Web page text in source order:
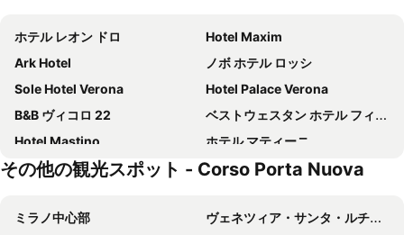
ホテル レオン ドロ
Hotel Maxim
Ark Hotel
ノボ ホテル ロッシ
Sole Hotel Verona
Hotel Palace Verona
B&B ヴィコロ 22
ベストウェスタン ホテル フィレンツェ
Hotel Mastino
ホテル マティーニ
B&B ホテル ヴェローナ
ホテル サン マルコ シティ リゾート & スパ
Best Western Hotel Fiera Verona
Hotel Marco Polo
その他の観光スポット - Corso Porta Nuova
ミラノ中心部
ヴェネツィア・サンタ・ルチーア駅